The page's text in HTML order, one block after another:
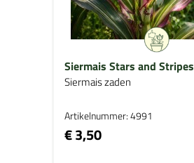
Siermais Stars and Stripes
Siermais zaden
Artikelnummer: 4991
€ 3,50